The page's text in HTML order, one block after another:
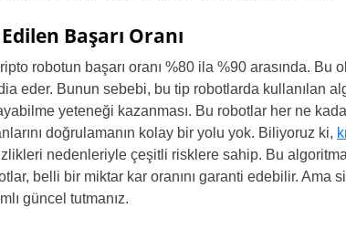
Başarı Oranı
robotun başarı oranı %80 ila %90 arasında.
eder. Bunun sebebi, bu tip robotlarda kullanılan
yeteneği kazanması. Bu robotlar her ne
doğrulamanın kolay bir yolu yok. Biliyoruz ki,
nedenleriyle çeşitli risklere sahip. Bu
belli bir miktar kar oranını garanti edebilir. Ama
güncel tutmanız.